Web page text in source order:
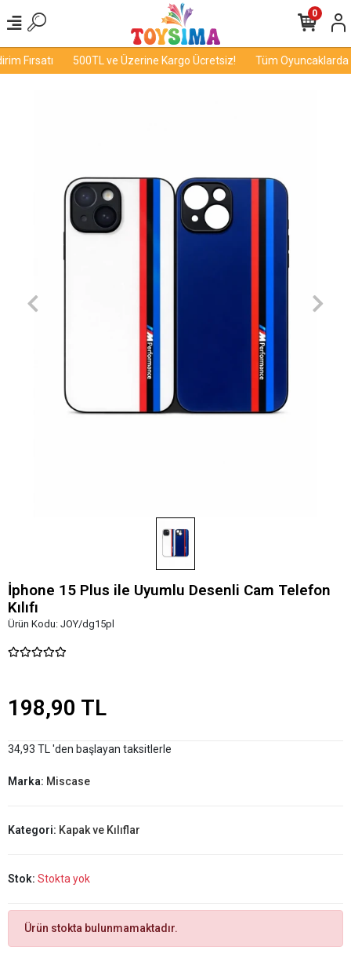
Fırsatı 500TL ve Üzerine Kargo Ücretsiz! Tüm Oyuncaklarda
0
İphone 15 Plus ile Uyumlu Desenli Cam Telefon
Kılıfı
Ürün Kodu: JOY/dg15pl
198,90 TL
34,93 TL 'den başlayan taksitlerle
Marka: Miscase
Kategori: Kapak ve Kılıflar
Stok: Stokta yok
Ürün stokta bulunmamaktadır.